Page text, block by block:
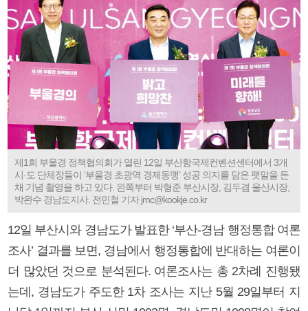
제1회 부울경 정책협의회가 열린 12일 부산항국제컨벤션센터에서 3개
시·도 단체장들이 ‘부울경 초광역 경제동맹’ 성공 의지를 담은 팻말을 든
채 기념 촬영을 하고 있다. 왼쪽부터 박형준 부산시장, 김두겸 울산시장,
박완수 경남도지사. 전민철 기자 jmc@kookje.co.kr
12일 부산시와 경남도가 발표한 ‘부산-경남 행정통합 여론
조사’ 결과를 보면, 경남에서 행정통합에 반대하는 여론이
더 많았던 것으로 분석된다. 여론조사는 총 2차례 진행됐
는데, 경남도가 주도한 1차 조사는 지난 5월 29일부터 지